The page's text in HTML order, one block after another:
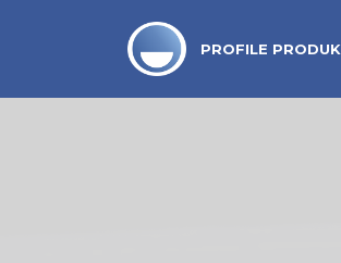
PROFILE PRODUK